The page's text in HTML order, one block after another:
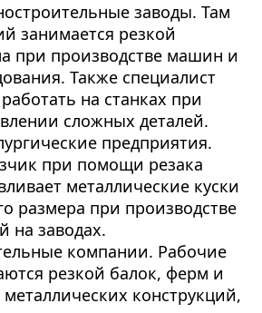
заводы. Там
занимается резкой
при производстве машин и
Также специалист
на станках при
сложных деталей.
предприятия.
при помощи резака
металлические куски
размера при производстве
на заводах.
компании. Рабочие
резкой балок, ферм и
металлических конструкций,